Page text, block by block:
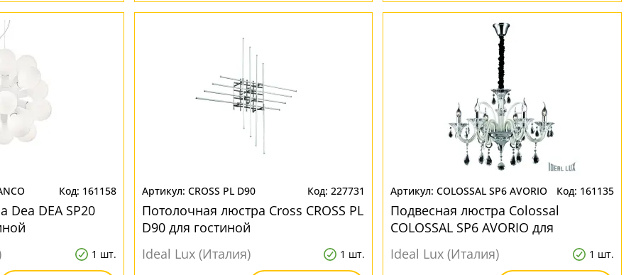
161158
Dea DEA SP20
1 шт.
CROSS PL D90 227731
Потолочная люстра Cross CROSS PL
D90 для гостиной
Ideal Lux (Италия)
1 шт.
COLOSSAL SP6 AVORIO 161135
Подвесная люстра Colossal
COLOSSAL SP6 AVORIO для
гостиной
Ideal Lux (Италия) 1 шт.